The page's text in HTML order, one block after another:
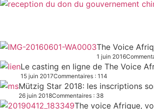
The Voice
1 juin 2016
Le casting en ligne de The Voice
15 juin 2017Commentaires : 114
Mützig Star 2018: les inscriptions
26 juin 2018Commentaires : 38
The voice Afrique,